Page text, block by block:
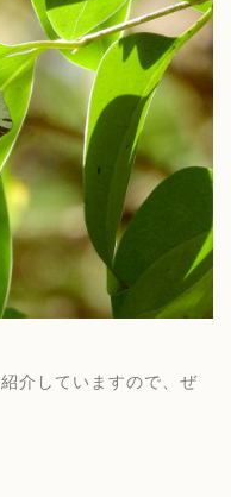
介していますので、ぜ